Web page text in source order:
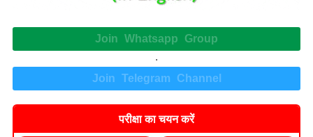
Join Whatsapp Group
.
Join Telegram Channel
परीक्षा का चयन करें